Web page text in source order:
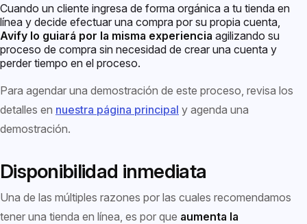
Cuando un cliente ingresa de forma orgánica a tu tienda en
línea y decide efectuar una compra por su propia cuenta,
Avify lo guiará por la misma experiencia agilizando su
proceso de compra sin necesidad de crear una cuenta y
perder tiempo en el proceso.
Para agendar una demostración de este proceso, revisa los
detalles en nuestra página principal y agenda una
demostración.
Disponibilidad inmediata
Una de las múltiples razones por las cuales recomendamos
tener una tienda en línea, es por que aumenta la